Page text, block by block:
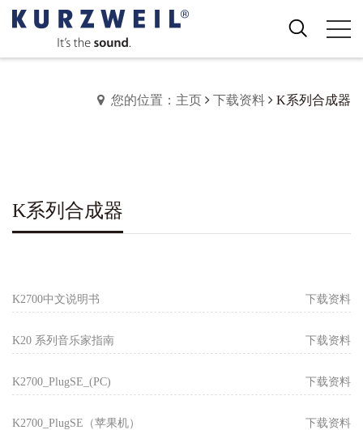
您的位置：主页 下载资料 K系列合成器
K系列合成器
下载资料
K2700中文说明书
下载资料
K20 系列音乐家指南
下载资料
K2700_PlugSE_(PC)
下载资料
K2700_PlugSE（苹果机）